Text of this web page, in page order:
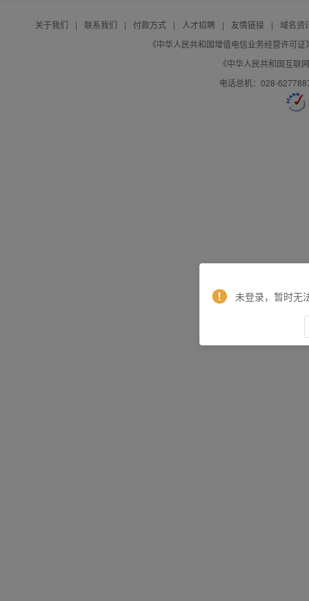
关于我们 | 联系我们 | 付款方式 | 人才招聘 | 友情链接 |
域名资
《中华人民共和国增值电信业务经营许可
《中华人民共和国互联
电话总机：028-
未登录，暂时无